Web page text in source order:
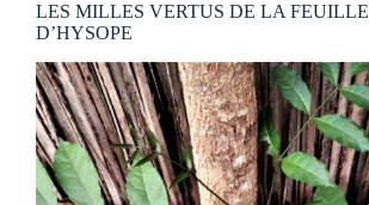
LES MILLES VERTUS DE LA FEUILLE
D’HYSOPE